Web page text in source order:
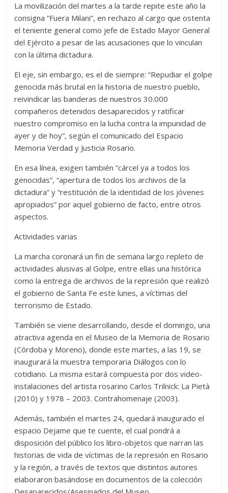
La movilización del martes a la tarde repite este año la
consigna “Fuera Milani”, en rechazo al cargo que ostenta
el teniente general como jefe de Estado Mayor General
del Ejército a pesar de las acusaciones que lo vinculan
con la última dictadura.
El eje, sin embargo, es el de siempre: “Repudiar el golpe
genocida más brutal en la historia de nuestro pueblo,
reivindicar las banderas de nuestros 30.000
compañeros detenidos desaparecidos y ratificar
nuestro compromiso en la lucha contra la impunidad de
ayer y de hoy”, según el comunicado del Espacio
Memoria Verdad y Justicia Rosario.
En esa línea, exigen también “cárcel ya a todos los
genocidas”, “apertura de todos los archivos de la
dictadura” y “restitución de la identidad de los jóvenes
apropiados” por aquel gobierno de facto, entre otros
aspectos.
Actividades varias
La marcha coronará un fin de semana largo repleto de
actividades alusivas al Golpe, entre ellas una histórica
como la entrega de archivos de la represión que realizó
el gobierno de Santa Fe este lunes, a víctimas del
terrorismo de Estado.
También se viene desarrollando, desde el domingo, una
atractiva agenda en el Museo de la Memoria de Rosario
(Córdoba y Moreno), donde este martes, a las 19, se
inaugurará la muestra temporaria Diálogos con lo
cotidiano. La misma estará compuesta por dos video-
instalaciones del artista rosarino Carlos Trilnick: La Pietà
(2010) y 1978 – 2003. Contrahomenaje (2003).
Además, también el martes 24, quedará inaugurado el
espacio Dejame que te cuente, el cual pondrá a
disposición del público los libro-objetos que narran las
historias de vida de víctimas de la represión en Rosario
y la región, a través de textos que distintos autores
elaboraron basándose en documentos de la colección